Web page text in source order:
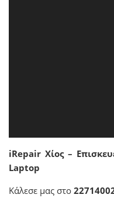
iRepair Χίος –
Laptop
Κάλεσε μας στο